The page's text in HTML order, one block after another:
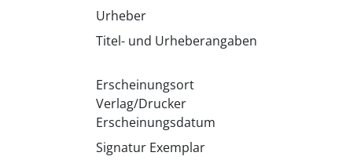
Urheber
Titel- und Urheberangaben
Erscheinungsort
Verlag/Drucker
Erscheinungsdatum
Signatur Exemplar